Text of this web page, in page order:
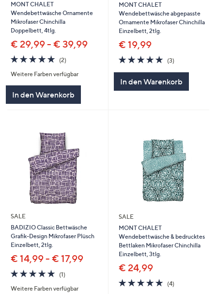
MONT CHALET
Wendebettwäsche Ornamente
Mikrofaser Chinchilla
Doppelbett, 4tlg.
€ 29,99 - € 39,99
5.0
von
5
(2)2
Weitere Farben verfügbar
In den Warenkorb
MONT CHALET
Wendebettwäsche abgepasste
Ornamente Mikrofaser Chinchilla
Einzelbett, 2tlg.
€ 19,99
5.0
von
(3)3
In den Warenkorb
SALE
BADIZIO Classic Bettwäsche
Grafik-Design Mikrofaser Plüsch
Einzelbett, 2tlg.
€ 14,99 - € 17,99
5.0
von
5
(1)1
Weitere Farben verfügbar
SALE
MONT CHALET
Wendebettwäsche & bedrucktes
Bettlaken Mikrofaser Chinchilla
Einzelbett, 3tlg.
€ 24,99
5.0
von
(4)4